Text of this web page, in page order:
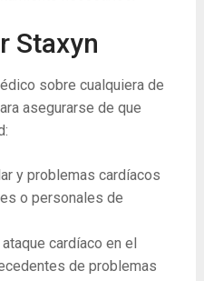
Staxyn
sobre cualquiera de
asegurarse de que
y problemas cardíacos
o personales de
cardíaco en el
de problemas